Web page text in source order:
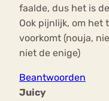
faalde, dus het is
Ook pijnlijk, om het
voorkomt (nouja,
niet de enige)
Beantwoorden
Juicy